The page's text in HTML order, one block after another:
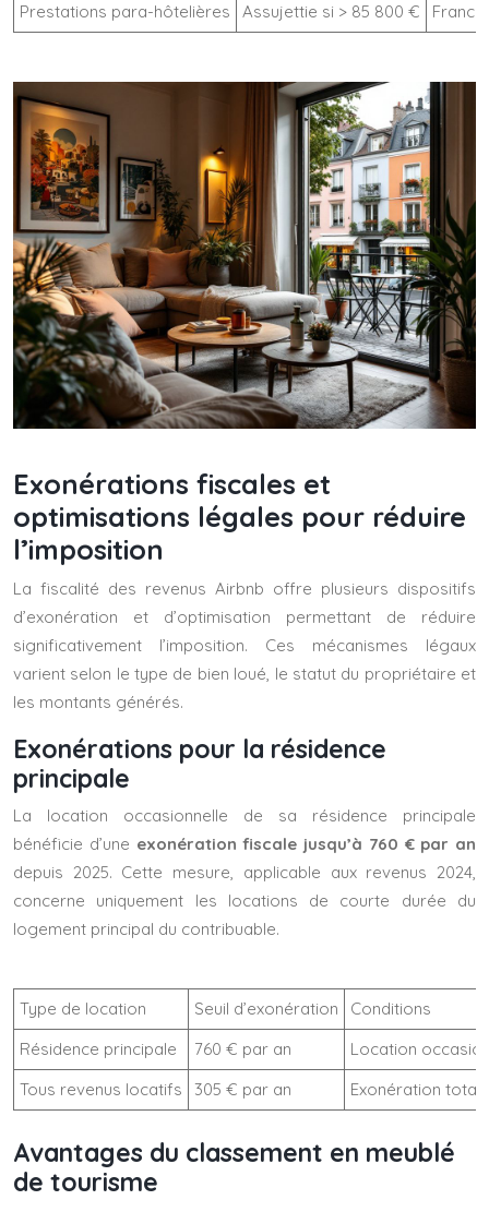
Prestations para-hôtelières
Assujettie si > 85 800 €
Exonérations fiscales et
optimisations légales pour réduire
l’imposition
La fiscalité des revenus Airbnb offre plusieurs dispositifs
d’exonération et d’optimisation permettant de réduire
significativement l’imposition. Ces mécanismes légaux
varient selon le type de bien loué, le statut du propriétaire et
les montants générés.
Exonérations pour la résidence
principale
La location occasionnelle de sa résidence principale
bénéficie d’une exonération fiscale jusqu’à 760 € par an
depuis 2025. Cette mesure, applicable aux revenus 2024,
concerne uniquement les locations de courte durée du
logement principal du contribuable.
Type de location Seuil d’exonération
Conditions
Résidence principale
760 € par an
Location
Tous revenus locatifs
305 € par an Exonération totale
Avantages du classement en meublé
de tourisme